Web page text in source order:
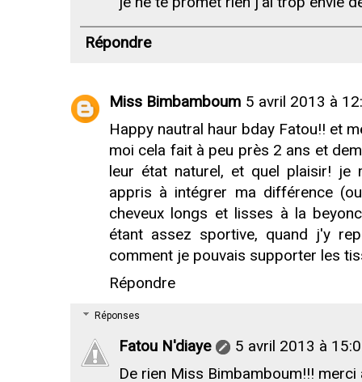
Répondre
Miss Bimbamboum 5 avril 2013 à
Happy nautral haur bday Fatou!! et
moi cela fait à peu près 2 ans et
leur état naturel, et quel plaisir! je
appris à intégrer ma différence
cheveux longs et lisses à la
étant assez sportive, quand j'y
comment je pouvais supporter les
Répondre
Réponses
Fatou N'diaye
5 avril 2013 à
De rien Miss Bimbamboum!!! merci